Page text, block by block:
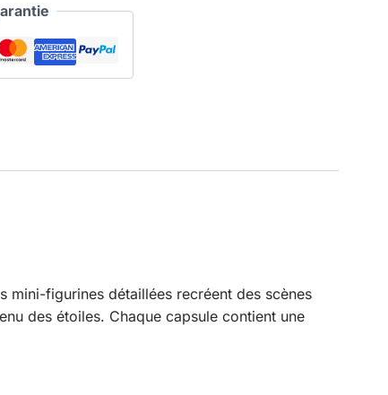
mini-figurines détaillées recréent des scènes
des étoiles. Chaque capsule contient une